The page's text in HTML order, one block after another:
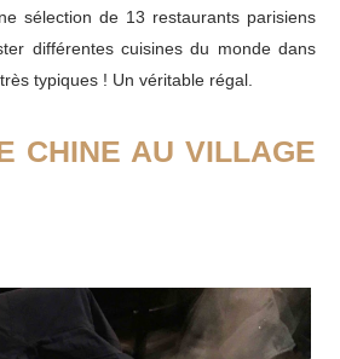
sélection de 13 restaurants parisiens
différentes cuisines du monde dans
typiques ! Un véritable régal.
CHINE AU VILLAGE